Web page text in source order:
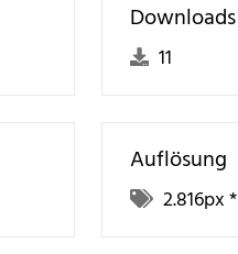
Downloads
11
Auflösung
2.816px *